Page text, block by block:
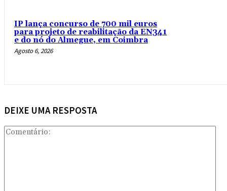
IP lança concurso de 700 mil euros
para projeto de reabilitação da EN341
e do nó do Almegue, em Coimbra
Agosto 6, 2026
DEIXE UMA RESPOSTA